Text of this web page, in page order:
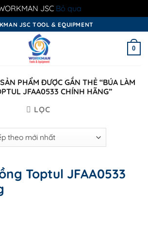
JSC Bỏ qua
JSC TOOL & EQUIPMENT
0
SẢN PHẨM ĐƯỢC GẮN THẺ “BÚA LÀM
JFAA0533 CHÍNH HÃNG”
LỌC
Toptul JFAA0533